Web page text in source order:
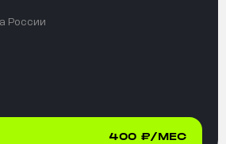
России
400 ₽/МЕС